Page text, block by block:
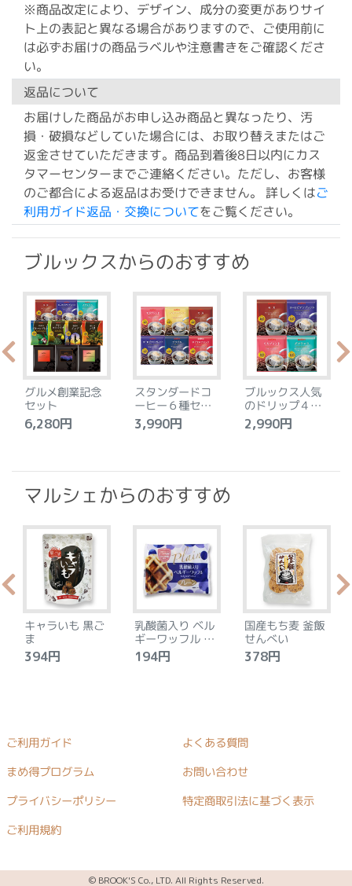
※商品改定により、デザイン、成分の変更がありサイ
ト上の表記と異なる場合がありますので、ご使用前に
は必ずお届けの商品ラベルや注意書きをご確認くださ
い。
返品について
お届けした商品がお申し込み商品と異なったり、汚
損・破損などしていた場合には、お取り替えまたはご
返金させていただきます。商品到着後8日以内にカス
タマーセンターまでご連絡ください。ただし、お客様
のご都合による返品はお受けできません。 詳しくはご
利用ガイド返品・交換についてをご覧ください。
ブルックスからのおすすめ
グルメ創業記念
セット
6,280円
スタンダードコ
ーヒー６種セッ
ト
3,990円
ブルックス人気
のドリップ４種
セット
2,990円
マルシェからのおすすめ
キャラいも 黒ご
ま
394円
乳酸菌入り ベル
ギーワッフル プ
レーン
194円
国産もち麦 釜飯
せんべい
378円
ご利用ガイド よくある質問
まめ得プログラム お問い合わせ
プライバシーポリシー 特定商取引法に基づく表示
ご利用規約
© BROOK'S Co., LTD. All Rights Reserved.